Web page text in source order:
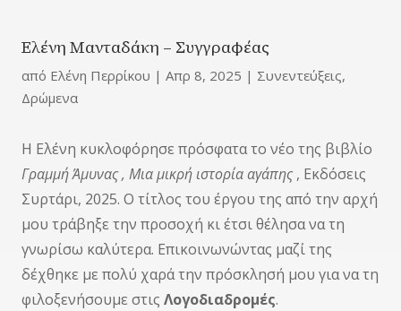
Ελένη Μανταδάκη – Συγγραφέας
από Ελένη Περρίκου | Απρ 8, 2025 | Συνεντεύξεις,
Δρώμενα
Η Ελένη κυκλοφόρησε πρόσφατα το νέο της βιβλίο
Γραμμή Άμυνας , Μια μικρή ιστορία αγάπης, Εκδόσεις
Συρτάρι, 2025. Ο τίτλος του έργου της από την αρχή
μου τράβηξε την προσοχή κι έτσι θέλησα να τη
γνωρίσω καλύτερα. Επικοινωνώντας μαζί της
δέχθηκε με πολύ χαρά την πρόσκλησή μου για να τη
φιλοξενήσουμε στις Λογοδιαδρομές.